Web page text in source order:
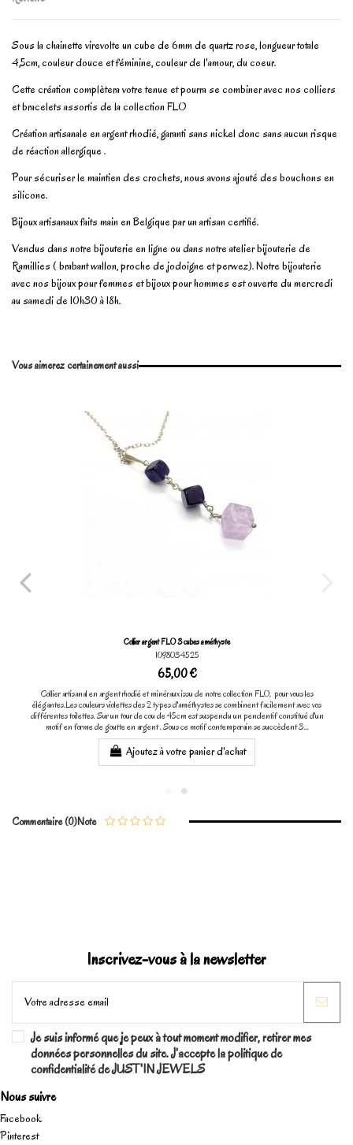
Sous la chainette virevolte un cube de 6mm de quartz rose, longueur totale
4,5cm, couleur douce et féminine, couleur de l'amour, du coeur.
Cette création complètera votre tenue et pourra se combiner avec nos colliers
et bracelets assortis de la collection FLO
Création artisanale en argent rhodié, garanti sans nickel donc sans aucun risque
de réaction allergique .
Pour sécuriser le maintien des crochets, nous avons ajouté des bouchons en
silicone.
Bijoux artisanaux faits main en Belgique par un artisan certifié.
Vendus dans notre bijouterie en ligne ou dans notre atelier bijouterie de
Ramillies ( brabant wallon, proche de jodoigne et perwez). Notre bijouterie
avec nos bijoux pour femmes et bijoux pour hommes est ouverte du mercredi
au samedi de 10h30 à 18h.
Marque
Vous aimerez certainement aussi
Collier argent FLO 3 cubes améthyste
1098034525
65,00 €
Collier artisanal en argent rhodié et minéraux issu de notre collection FLO, pour vous les
élégantes.Les couleurs violettes des 2 types d'améthystes se combinent facilement avec vos
différentes toilettes. Sur un tour de cou de 45cm est suspendu un pendentif constitué d'un
motif en forme de goutte en argent . Sous ce motif contemporain se succèdent 3...
Ajoutez à votre panier d'achat
Note
Commentaire (0)
Inscrivez-vous à la newsletter
Je suis informé que je peux à tout moment modifier, retirer mes
données personnelles du site. J'accepte la politique de
confidentialité de JUST'IN JEWELS
Nous suivre
Facebook
Pinterest